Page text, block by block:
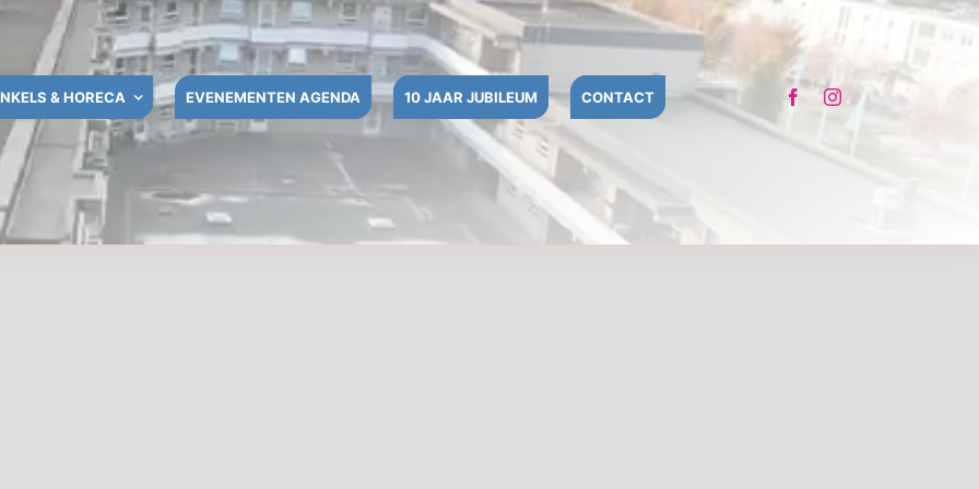
& HORECA EVENEMENTEN AGENDA 10 JAAR JUBILEUM CONTACT